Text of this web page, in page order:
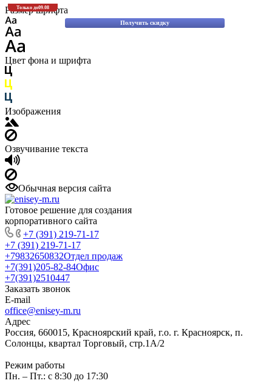
Только до09.08
Получить скидку
Размер шрифта
Цвет фона и шрифта
Изображения
Озвучивание текста
Обычная версия сайта
Готовое решение для создания
корпоративного сайта
+7 (391) 219-71-17
+7 (391) 219-71-17
+79832650832Отдел продаж
+7(391)205-82-84Офис
+7(391)2510447
Заказать звонок
E-mail
office@enisey-m.ru
Адрес
Россия, 660015, Красноярский край, г.о. г. Красноярск, п.
Солонцы, квартал Торговый, стр.1А/2
Режим работы
Пн. – Пт.: c 8:30 до 17:30